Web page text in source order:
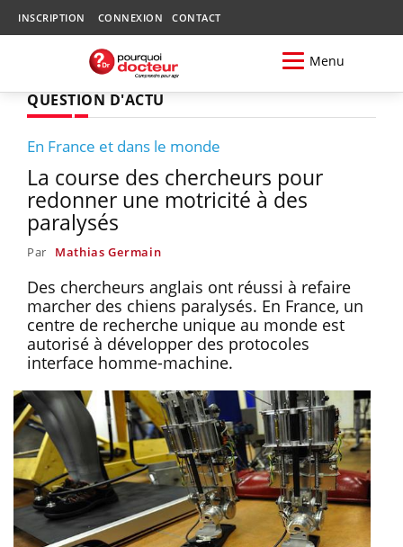
INSCRIPTION CONNEXION CONTACT
Menu
QUESTION D'ACTU
En France et dans le monde
La course des chercheurs pour
redonner une motricité à des
paralysés
Par Mathias Germain
Des chercheurs anglais ont réussi à refaire
marcher des chiens paralysés. En France, un
centre de recherche unique au monde est
autorisé à développer des protocoles
interface homme-machine.